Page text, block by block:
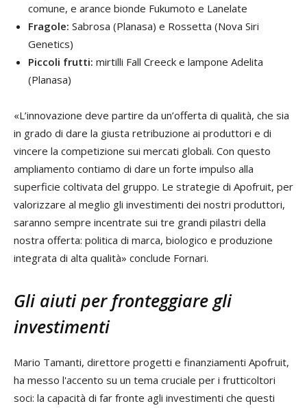
comune, e arance bionde Fukumoto e Lanelate
Fragole: Sabrosa (Planasa) e Rossetta (Nova Siri
Genetics)
Piccoli frutti: mirtilli Fall Creeck e lampone Adelita
(Planasa)
«L’innovazione deve partire da un’offerta di qualità, che sia
in grado di dare la giusta retribuzione ai produttori e di
vincere la competizione sui mercati globali. Con questo
ampliamento contiamo di dare un forte impulso alla
superficie coltivata del gruppo. Le strategie di Apofruit, per
valorizzare al meglio gli investimenti dei nostri produttori,
saranno sempre incentrate sui tre grandi pilastri della
nostra offerta: politica di marca, biologico e produzione
integrata di alta qualità» conclude Fornari.
Gli aiuti per fronteggiare gli
investimenti
Mario Tamanti, direttore progetti e finanziamenti Apofruit,
ha messo l'accento su un tema cruciale per i frutticoltori
soci: la capacità di far fronte agli investimenti che questi